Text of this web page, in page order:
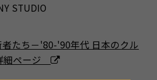
STUDIO
者たち－'80-'90年代 日本のクル
細ページ